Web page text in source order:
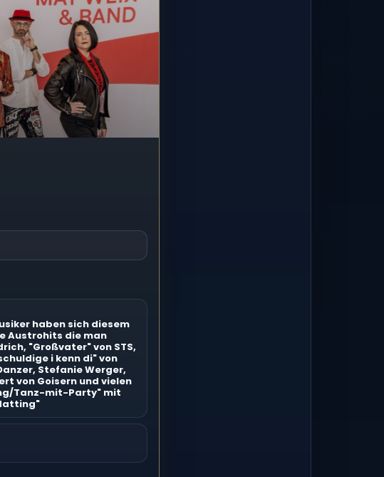
haben sich diesem
Austrohits die man
"Großvater" von STS,
i kenn di" von
Stefanie Werger,
von Goisern und vielen
Tanz-mit-Party" mit